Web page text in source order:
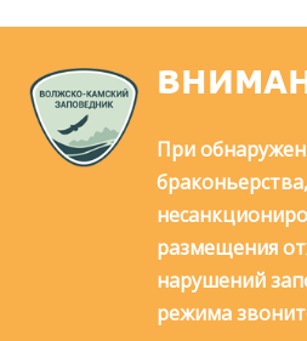
При
размещения
нарушений
режима